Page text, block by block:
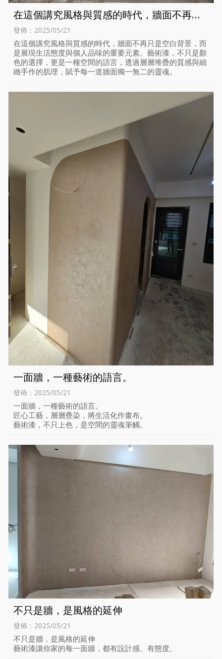
在這個講究風格與質感的時代，牆面不再只
是空白背景，而是展現生活態度與個人品味
的重要元素。
發佈：2025/05/21
在這個講究風格與質感的時代，牆面不再只是空白背景，而
是展現生活態度與個人品味的重要元素。藝術漆，不只是顏
色的選擇，更是一種空間的語言，透過層層堆疊的質感與細
緻手作的肌理，賦予每一道牆面獨一無二的靈魂。
一面牆，一種藝術的語言。
發佈：2025/05/21
一面牆，一種藝術的語言。
匠心工藝，層層疊染，將生活化作畫布。
藝術漆，不只上色，是空間的靈魂筆觸。
不只是牆，是風格的延伸
發佈：2025/05/21
不只是牆，是風格的延伸
藝術漆讓你家的每一面牆，都有設計感、有態度。